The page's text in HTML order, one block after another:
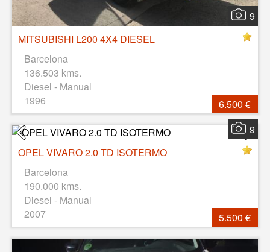
9
MITSUBISHI L200 4X4 DIESEL
Barcelona
136.503 kms.
Diesel - Manual
1996
6.500 €
9
OPEL VIVARO 2.0 TD ISOTERMO
Barcelona
190.000 kms.
Diesel - Manual
2007
5.500 €